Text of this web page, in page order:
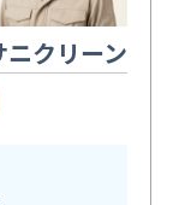
ニクリーン